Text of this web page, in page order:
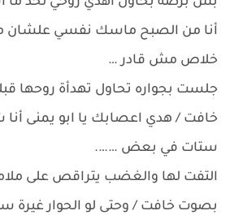
أنا من الصبح ماسك نفسي
خلاص مش قادر …
جلست بجواره تحاول تهدأة روحها
خافت / هدي اعصابك يا ابو يمنى أنا
ستات في بعض …….
التفت لها والغضب يتراقص على
بصوت خافت / وحتى لو الحوار غيرة